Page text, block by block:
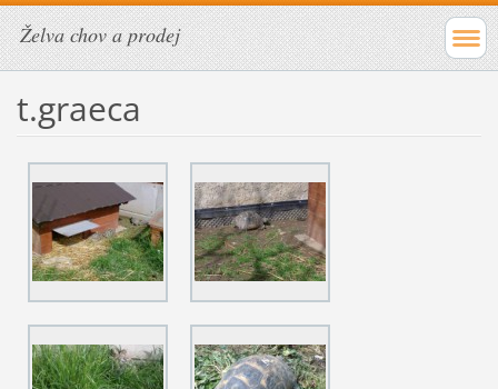
Želva chov a prodej
t.graeca